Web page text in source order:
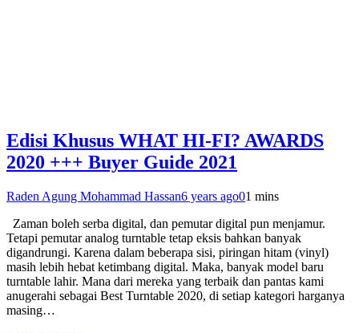
Edisi Khusus WHAT HI-FI? AWARDS
2020 +++ Buyer Guide 2021
Raden Agung Mohammad Hassan6 years ago01 mins
Zaman boleh serba digital, dan pemutar digital pun menjamur.
Tetapi pemutar analog turntable tetap eksis bahkan banyak
digandrungi. Karena dalam beberapa sisi, piringan hitam (vinyl)
masih lebih hebat ketimbang digital. Maka, banyak model baru
turntable lahir. Mana dari mereka yang terbaik dan pantas kami
anugerahi sebagai Best Turntable 2020, di setiap kategori harganya
masing…